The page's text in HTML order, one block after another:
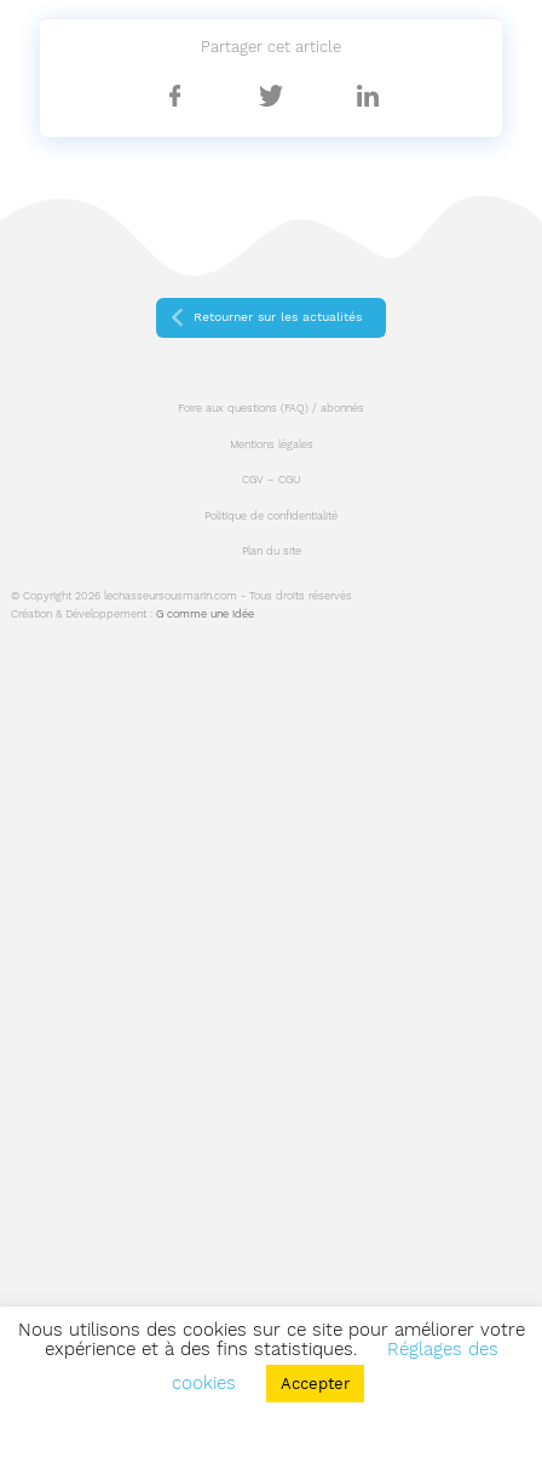
Partager cet article
Partager
Partager
Partager
sur
Retourner sur les actualités
© Copyright 2026 lechasseursousmarin.com - Tous droits réservés
Création & Développement :G comme une idée
Foire aux questions (FAQ) / abonnés
Mentions légales
CGV – CGU
Politique de confidentialité
Plan du site
Nous utilisons des cookies sur ce site pour améliorer votre
expérience et à des fins statistiques.
Réglages des
cookies
Accepter